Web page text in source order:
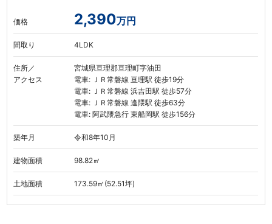
価格 2,390万円
間取り 4LDK
住所／
アクセス
宮城県亘理郡亘理町字油田
電車: ＪＲ常磐線 亘理駅 徒歩19分
電車: ＪＲ常磐線 浜吉田駅 徒歩57分
電車: ＪＲ常磐線 逢隈駅 徒歩63分
電車: 阿武隈急行 東船岡駅 徒歩156分
築年月 令和8年10月
建物面積 98.82㎡
土地面積 173.59㎡(52.51坪)